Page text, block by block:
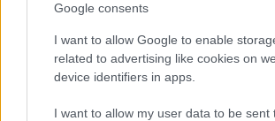
Google consents
I want to allow Google to enable
related to advertising like cookies on
device identifiers in apps.
I want to allow my user data to be sent